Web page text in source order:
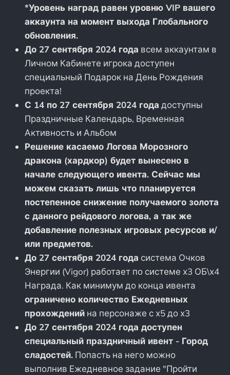
*Уровень наград равен уровню VIP вашего
аккаунта на момент выхода Глобального
обновления.
До 27 сентября 2024 года всем аккаунтам в
Личном Кабинете игрока доступен
специальный Подарок на День Рождения
проекта!
С 14 по 27 сентября 2024 года доступны
Праздничные Календарь, Временная
Активность и Альбом
Решение касаемо Логова Морозного
дракона (хардкор) будет вынесено в
начале следующего ивента. Сейчас мы
можем сказать лишь что планируется
постепенное снижение получаемого золота
с данного рейдового логова, а так же
добавление полезных игровых ресурсов и/
или предметов.
До 27 сентября 2024 года система Очков
Энергии (Vigor) работает по системе х3 ОБ\х4
Награда. Как минимум до конца ивента
ограничено количество Ежедневных
прохождений на персонаже с х5 до х3
До 27 сентября 2024 года доступен
специальный праздничный ивент - Город
сладостей. Попасть на него можно
выполнив Ежедневное задание "Пройти